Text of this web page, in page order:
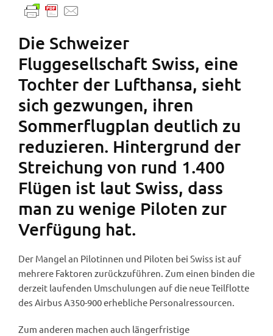
Die Schweizer
Fluggesellschaft Swiss, eine
Tochter der Lufthansa, sieht
sich gezwungen, ihren
Sommerflugplan deutlich zu
reduzieren. Hintergrund der
Streichung von rund 1.400
Flügen ist laut Swiss, dass
man zu wenige Piloten zur
Verfügung hat.
Der Mangel an Pilotinnen und Piloten bei Swiss ist auf
mehrere Faktoren zurückzuführen. Zum einen binden die
derzeit laufenden Umschulungen auf die neue Teilflotte
des Airbus A350-900 erhebliche Personalressourcen.
Zum anderen machen auch längerfristige